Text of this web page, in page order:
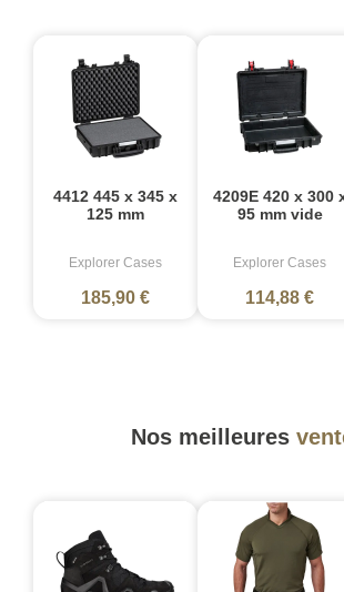
4412 445 x 345 x
125 mm
Explorer Cases
185,90 €
4209E 420 x 300
95 mm vide
Explorer Cases
114,88 €
Nos meilleures